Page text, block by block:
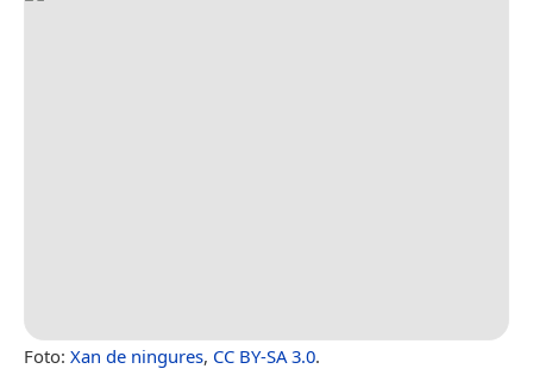
Foto: Xan de ningures, CC BY-SA 3.0.